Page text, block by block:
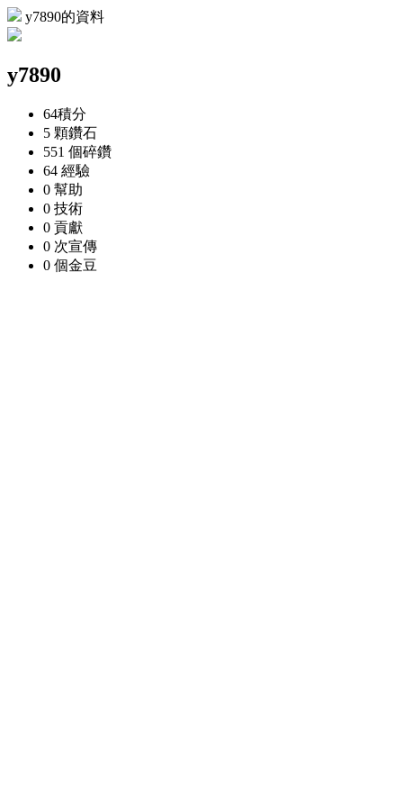
y7890的資料
y7890
64積分
5 顆鑽石
551 個碎鑽
64 經驗
0 幫助
0 技術
0 貢獻
0 次宣傳
0 個金豆